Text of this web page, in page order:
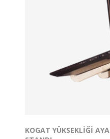
KOGAT YÜKSEKLIĞI